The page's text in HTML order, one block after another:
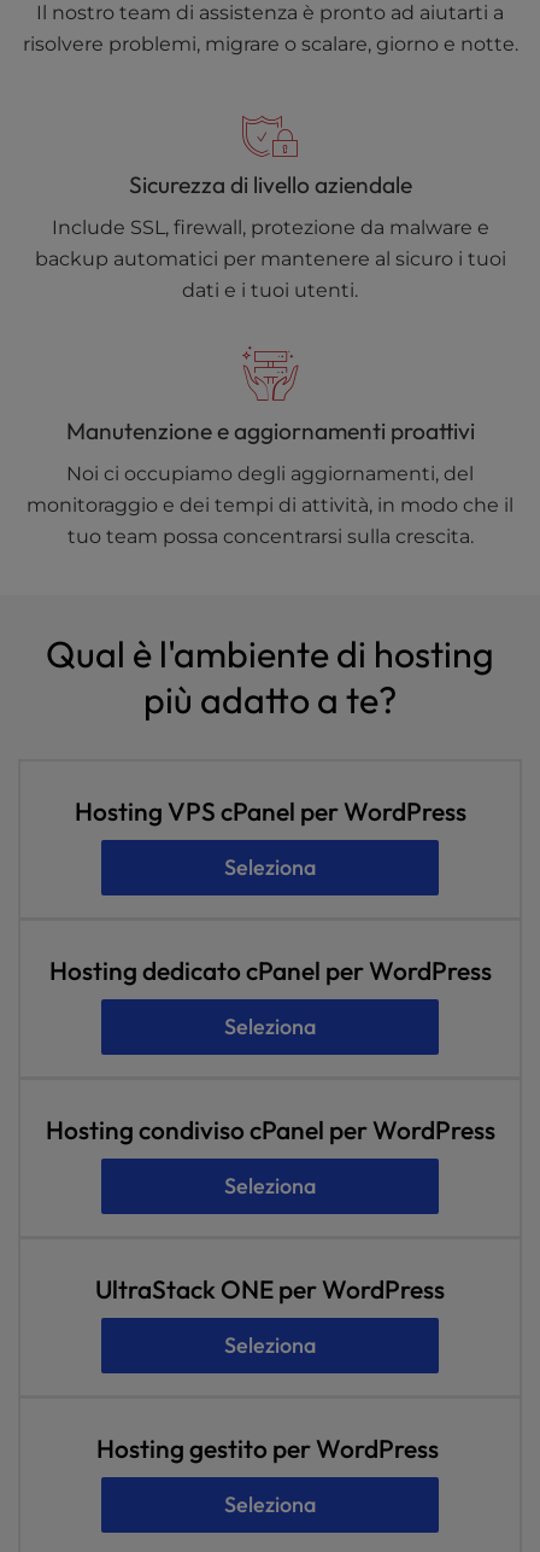
Il nostro team di assistenza è pronto ad aiutarti a
risolvere problemi, migrare o scalare, giorno e notte.
Sicurezza di livello aziendale
Include SSL, firewall, protezione da malware e
backup automatici per mantenere al sicuro i tuoi
dati e i tuoi utenti.
Manutenzione e aggiornamenti proattivi
Noi ci occupiamo degli aggiornamenti, del
monitoraggio e dei tempi di attività, in modo che il
tuo team possa concentrarsi sulla crescita.
Qual è l'ambiente di hosting
più adatto a te?
Hosting VPS cPanel per WordPress
Seleziona
Hosting dedicato cPanel per WordPress
Seleziona
Hosting condiviso cPanel per WordPress
Seleziona
UltraStack ONE per WordPress
Seleziona
Hosting gestito per WordPress
Seleziona